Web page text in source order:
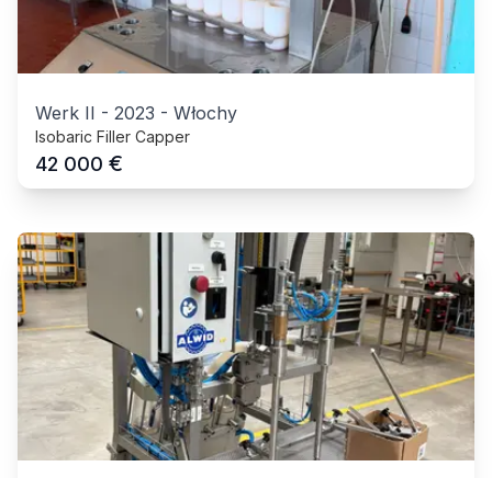
Werk II - 2023 - Włochy
Isobaric Filler Capper
42 000 €